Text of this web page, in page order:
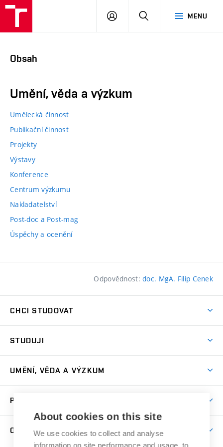
MENU
PŘIHLÁSIT
Obsah
Umění, věda a výzkum
Umělecká činnost
Publikační činnost
Projekty
Výstavy
Konference
Centrum výzkumu
Nakladatelství
Post-doc a Post-mag
Úspěchy a ocenění
Odpovědnost:doc. MgA. Filip Cenek
CHCI STUDOVAT
Přijímačky
Dny otevřených dveří
Přípravné kurzy
Studium bez bariér
Katedra teorií a dějin umění
STUDUJI
Časový plán studia
Studijní předpisy a formuláře
Studium a stáže v zahraničí
UMĚNÍ, VĚDA A VÝZKUM
Publikační činnost
Projekty
PRO VEŘEJNOST
Letní školy a semestrální kurzy
Nakladatelská a vydavatelská činnost
O FAKULTĚ
About cookies on this site
We use cookies to collect and analyse
information on site performance and usage, to